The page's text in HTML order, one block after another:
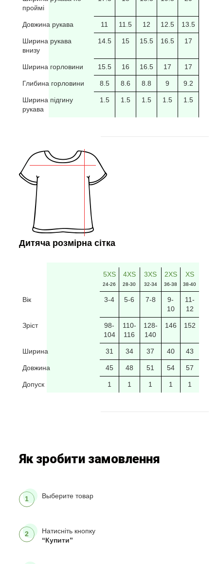
проймі
Довжина рукава 11 11.5 12 12.5 13.5
Ширина рукава
внизу
14.5 15 15.5 16.5 17
Ширина горловини 15.5 16 16.5 17 17
Глибина горловини 8.5 8.6 8.8 9 9.2
Ширина підгину
рукава
1.5 1.5 1.5 1.5 1.5
Дитяча розмірна сітка
5XS
24-26
4XS
28-30
3XS
32-34
2XS
36-38
XS
38-40
Вік 3-4 5-6 7-8
9-
10
11-
12
Зріст
98-
104
110-
116
128-
140
146 152
Ширина 31 34 37 40 43
Довжина 45 48 51 54 57
Допуск 1 1 1 1 1
Як зробити замовлення
1 Выберите товар
2
Натисніть кнопку
“Купити”